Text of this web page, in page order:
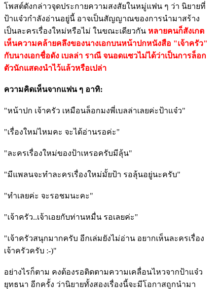
โพสต์ดังกล่าวจุดประกายความสงสัยในหมู่แฟน ๆ ว่า นิยายที่
ป้าแจ๋วกำลังอ่านอยู่นี้ อาจเป็นสัญญาณของการนำมาสร้าง
เป็นละครเรื่องใหม่หรือไม่ ในขณะเดียวกัน หลายคนก็สังเกต
เห็นความคล้ายคลึงของนางเอกบนหน้าปกหนังสือ "เจ้าครัว"
กับนางเอกชื่อดัง เบลล่า ราณี จนอดแซวไม่ได้ว่าเป็นการล็อก
ตัวนักแสดงนำไว้แล้วหรือเปล่า
ความคิดเห็นจากแฟน ๆ อาทิ:
"หน้าปก เจ้าครัว เหมือนล็อกมงพี่เบลล่าเลยค่ะป้าแจ๋ว"
"เรื่องใหม่ไหมคะ จะได้อ่านรอค่ะ"
"ละครเรื่องใหม่ของป้าเหรอครับมีลุ้น"
"มีแพลนจะทำละครเรื่องใหม่มั้ยป้า รอลุ้นอยู่นะครับ"
"ทำเลยค่ะ จะรอชมนะคะ"
"เจ้าครัว..เจ้าเอยกับท่านหมื่น รอเลยค่ะ"
"เจ้าครัวสนุกมากครับ อีกเล่มยังไม่อ่าน อยากเห็นละครเรื่อง
เจ้าครัวครับ :-)"
อย่างไรก็ตาม คงต้องรอติดตามความเคลื่อนไหวจากป้าแจ๋ว
ยุทธนา อีกครั้ง ว่านิยายทั้งสองเรื่องนี้จะมีโอกาสถูกนำมา